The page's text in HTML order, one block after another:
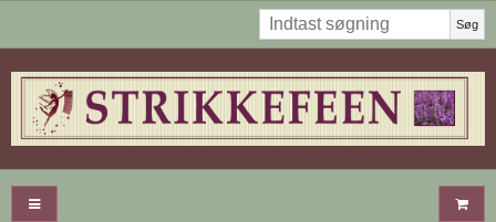
Søg